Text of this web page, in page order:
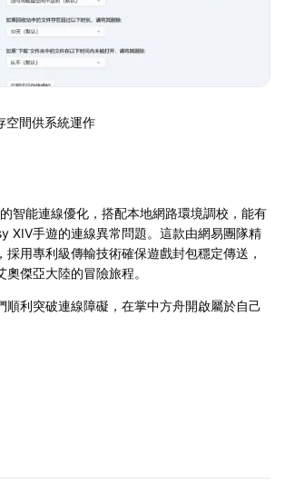
空間供系統運作
智能連線優化，搭配本地網路環境調校，能有
XIV手遊的連線異常問題。這款由網易團隊精
採用專利級傳輸技術確保遊戲封包穩定傳送，
傑亞大陸的冒險旅程。
順利突破連線障礙，在掌中方舟開啟屬於自己